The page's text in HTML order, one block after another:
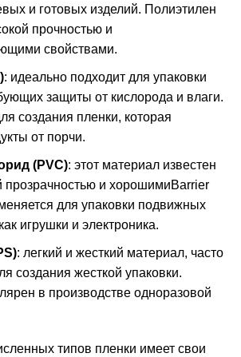
и готовых изделий. Полиэтилен
прочностью и
свойствами.
: идеально подходит для упаковки
защиты от кислорода и влаги.
создания пленки, которая
от порчи.
(PVC): этот материал известен
прозрачностью и хорошимиBarrier
для упаковки подвижных
игрушки и электроника.
: легкий и жесткий материал, часто
создания жесткой упаковки.
в производстве одноразовой
типов пленки имеет свои